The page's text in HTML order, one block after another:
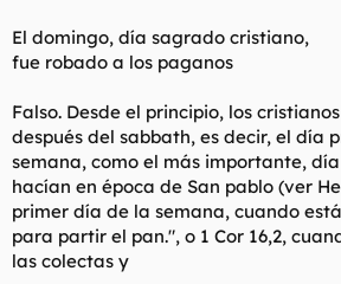
El domingo, día sagrado cristiano,
fue robado a los paganos
Falso. Desde el principio, los
después del sabbath, es decir, el día
semana, como el más importante,
hacían en época de San pablo (ver
primer día de la semana, cuando
para partir el pan.", o 1 Cor 16,2,
las colectas y